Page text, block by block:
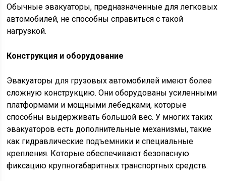
Обычные эвакуаторы, предназначенные для легковых
автомобилей, не способны справиться с такой
нагрузкой.
Конструкция и оборудование
Эвакуаторы для грузовых автомобилей имеют более
сложную конструкцию. Они оборудованы усиленными
платформами и мощными лебедками, которые
способны выдерживать большой вес. У многих таких
эвакуаторов есть дополнительные механизмы, такие
как гидравлические подъемники и специальные
крепления. Которые обеспечивают безопасную
фиксацию крупногабаритных транспортных средств.